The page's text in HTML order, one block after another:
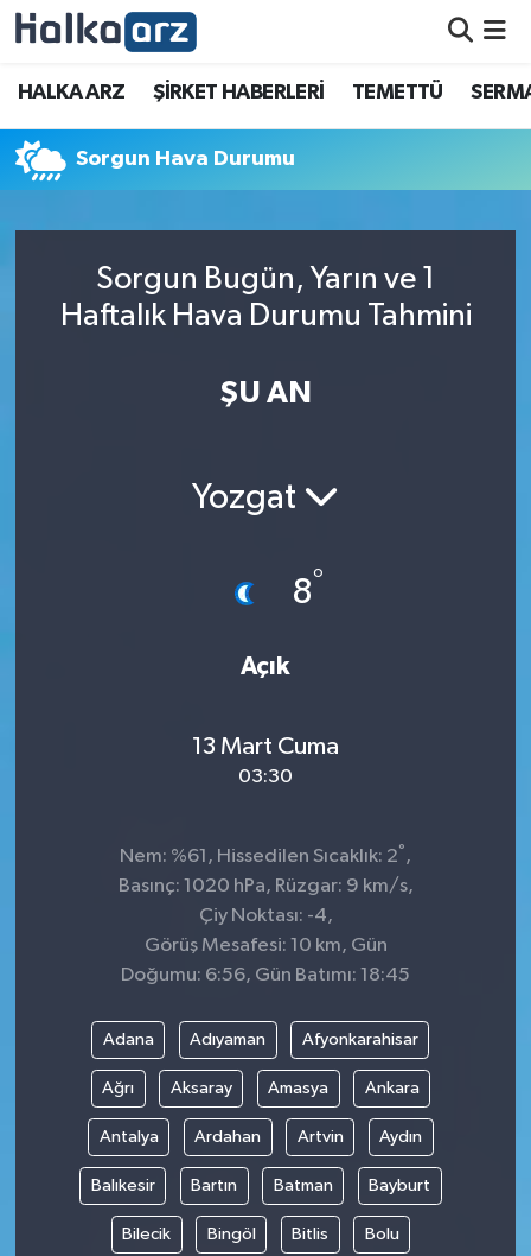
HALKA ARZ ŞİRKET HABERLERİ TEMETTÜ
Sorgun Hava Durumu
Sorgun Bugün, Yarın ve 1
Haftalık Hava Durumu Tahmini
ŞU AN
Yozgat
8°
Açık
13 Mart Cuma
03:30
Nem: %61, Hissedilen Sıcaklık: 2°,
Basınç: 1020 hPa, Rüzgar: 9 km/s,
Çiy Noktası: -4,
Görüş Mesafesi: 10 km, Gün
Doğumu: 6:56, Gün Batımı: 18:45
Adana Adıyaman Afyonkarahisar
Ağrı Aksaray Amasya Ankara
Antalya Ardahan Artvin Aydın
Balıkesir Bartın Batman Bayburt
Bilecik Bingöl Bitlis Bolu
HALKA ARZ
SERMAYE ARTIRIMI
TEMETTÜ
İletişim